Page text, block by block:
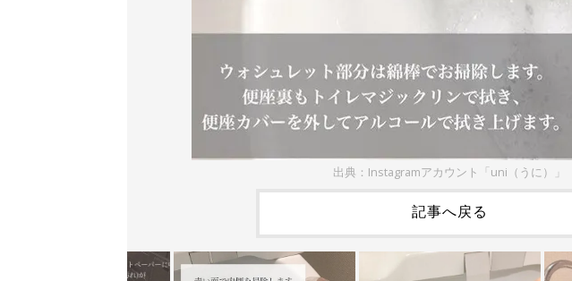
出典：Instagramアカウント「uni（うに）」
記事へ戻る